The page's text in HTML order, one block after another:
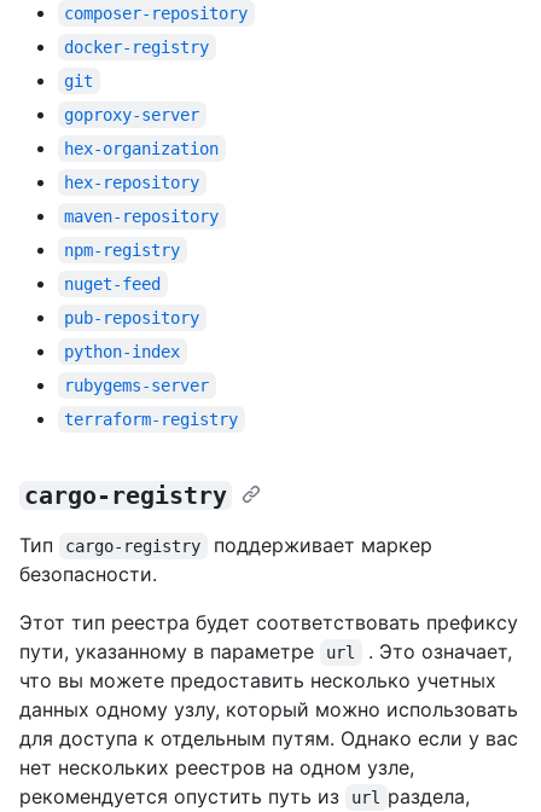
composer-repository
docker-registry
git
goproxy-server
hex-organization
hex-repository
maven-repository
npm-registry
nuget-feed
pub-repository
python-index
rubygems-server
terraform-registry
cargo-registry
Тип cargo-registry
поддерживает маркер
безопасности.
Этот тип реестра будет соответствовать префиксу
пути, указанному в параметре
url
. Это означает,
что вы можете предоставить несколько учетных
данных одному узлу, который можно использовать
для доступа к отдельным путям. Однако если у вас
нет нескольких реестров на одном узле,
рекомендуется опустить путь из
url
раздела,